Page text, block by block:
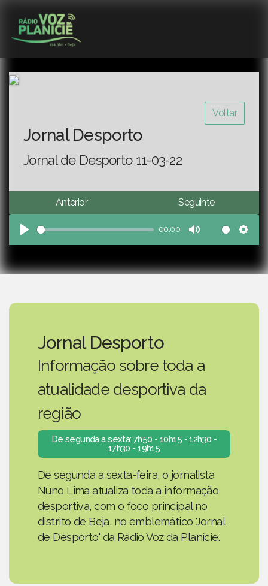
Voltar
Jornal Desporto
Jornal de Desporto 11-03-22
Anterior Seguinte
Play
00:00
Mute
Jornal Desporto
Informação sobre toda a
atualidade desportiva da
região
De segunda a sexta: 7h50 - 10h15 - 12h30 -
17h30 - 19h15
De segunda a sexta-feira, o jornalista
Nuno Lima atualiza toda a informação
desportiva, com o foco principal no
distrito de Beja, no emblemático 'Jornal
de Desporto' da Rádio Voz da Planície.